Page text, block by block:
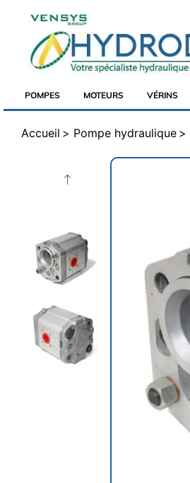
POMPES MOTEURS VÉRINS
Accueil Pompe hydraulique